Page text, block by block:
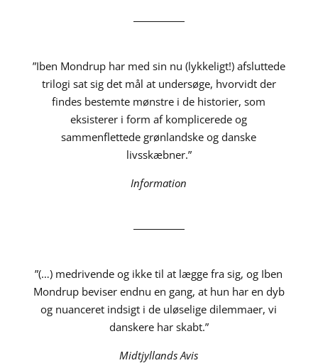
”Iben Mondrup har med sin nu (lykkeligt!) afsluttede
trilogi sat sig det mål at undersøge, hvorvidt der
findes bestemte mønstre i de historier, som
eksisterer i form af komplicerede og
sammenflettede grønlandske og danske
livsskæbner.”
Information
”(…) medrivende og ikke til at lægge fra sig, og Iben
Mondrup beviser endnu en gang, at hun har en dyb
og nuanceret indsigt i de uløselige dilemmaer, vi
danskere har skabt.”
Midtjyllands Avis